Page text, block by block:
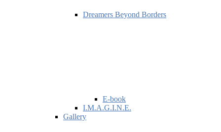
Dreamers Beyond Borders
E-book
I.M.A.G.I.N.E.
Gallery